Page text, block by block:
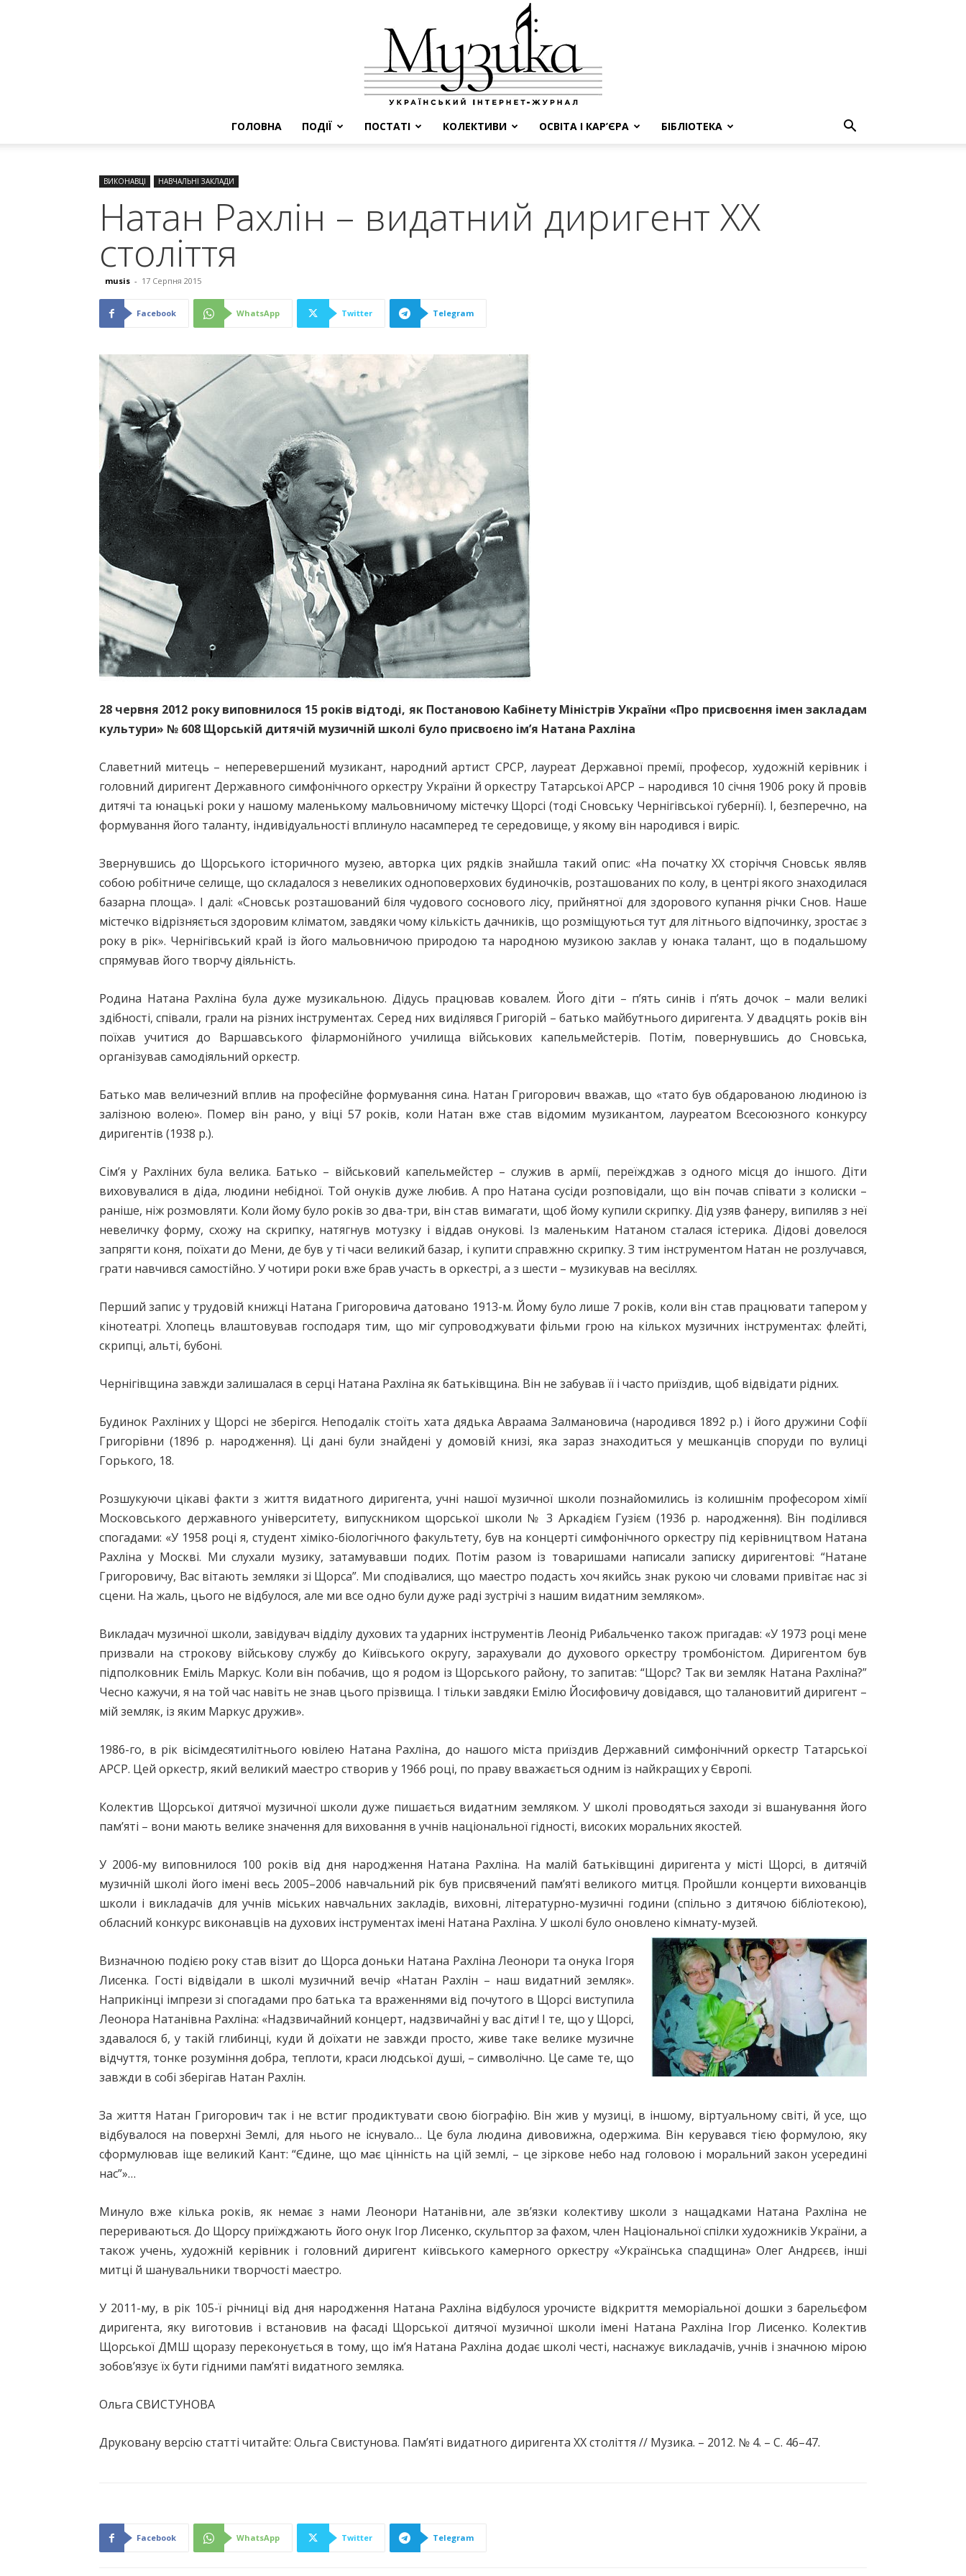
ГОЛОВНА ПОДІЇ ПОСТАТІ КОЛЕКТИВИ ОСВІТА І КАР’ЄРА БІБЛІОТЕКА
ВИКОНАВЦІ НАВЧАЛЬНІ ЗАКЛАДИ
Натан Рахлін – видатний диригент ХХ
століття
musis - 17 Серпня 2015
Facebook WhatsApp Twitter Telegram
28 червня 2012 року виповнилося 15 років відтоді, як Постановою Кабінету Міністрів України «Про присвоєння імен закладам
культури» № 608 Щорській дитячій музичній школі було присвоєно ім’я Натана Рахліна
Славетний митець – неперевершений музикант, народний артист СРСР, лауреат Державної премії, професор, художній керівник і
головний диригент Державного симфонічного оркестру України й оркестру Татарської АРСР – народився 10 січня 1906 року й провів
дитячі та юнацькі роки у нашому маленькому мальовничому містечку Щорсі (тоді Сновську Чернігівської губернії). І, безперечно, на
формування його таланту, індивідуальності вплинуло насамперед те середовище, у якому він народився і виріс.
Звернувшись до Щорського історичного музею, авторка цих рядків знайшла такий опис: «На початку ХХ сторіччя Сновськ являв
собою робітниче селище, що складалося з невеликих одноповерхових будиночків, розташованих по колу, в центрі якого знаходилася
базарна площа». І далі: «Сновськ розташований біля чудового соснового лісу, прийнятної для здорового купання річки Снов. Наше
містечко відрізняється здоровим кліматом, завдяки чому кількість дачників, що розміщуються тут для літнього відпочинку, зростає з
року в рік». Чернігівський край із його мальовничою природою та народною музикою заклав у юнака талант, що в подальшому
спрямував його творчу діяльність.
Родина Натана Рахліна була дуже музикальною. Дідусь працював ковалем. Його діти – п’ять синів і п’ять дочок – мали великі
здібності, співали, грали на різних інструментах. Серед них виділявся Григорій – батько майбутнього диригента. У двадцять років він
поїхав учитися до Варшавського філармонійного училища військових капельмейстерів. Потім, повернувшись до Сновська,
організував самодіяльний оркестр.
Батько мав величезний вплив на професійне формування сина. Натан Григорович вважав, що «тато був обдарованою людиною із
залізною волею». Помер він рано, у віці 57 років, коли Натан вже став відомим музикантом, лауреатом Всесоюзного конкурсу
диригентів (1938 р.).
Сім’я у Рахліних була велика. Батько – військовий капельмейстер – служив в армії, переїжджав з одного місця до іншого. Діти
виховувалися в діда, людини небідної. Той онуків дуже любив. А про Натана сусіди розповідали, що він почав співати з колиски –
раніше, ніж розмовляти. Коли йому було років зо два-три, він став вимагати, щоб йому купили скрипку. Дід узяв фанеру, випиляв з неї
невеличку форму, схожу на скрипку, натягнув мотузку і віддав онукові. Із маленьким Натаном сталася істерика. Дідові довелося
запрягти коня, поїхати до Мени, де був у ті часи великий базар, і купити справжню скрипку. З тим інструментом Натан не розлучався,
грати навчився самостійно. У чотири роки вже брав участь в оркестрі, а з шести – музикував на весіллях.
Перший запис у трудовій книжці Натана Григоровича датовано 1913-м. Йому було лише 7 років, коли він став працювати тапером у
кінотеатрі. Хлопець влаштовував господаря тим, що міг супроводжувати фільми грою на кількох музичних інструментах: флейті,
скрипці, альті, бубоні.
Чернігівщина завжди залишалася в серці Натана Рахліна як батьківщина. Він не забував її і часто приїздив, щоб відвідати рідних.
Будинок Рахліних у Щорсі не зберігся. Неподалік стоїть хата дядька Авраама Залмановича (народився 1892 р.) і його дружини Софії
Григорівни (1896 р. народження). Ці дані були знайдені у домовій книзі, яка зараз знаходиться у мешканців споруди по вулиці
Горького, 18.
Розшукуючи цікаві факти з життя видатного диригента, учні нашої музичної школи познайомились із колишнім професором хімії
Московського державного університету, випускником щорської школи № 3 Аркадієм Гузієм (1936 р. народження). Він поділився
спогадами: «У 1958 році я, студент хіміко-біологічного факультету, був на концерті симфонічного оркестру під керівниц­твом Натана
Рахліна у Москві. Ми слухали музику, затамувавши подих. Потім разом із товаришами написали записку диригентові: “Натане
Григоровичу, Вас вітають земляки зі Щорса”. Ми сподівалися, що маестро подасть хоч якийсь знак рукою чи словами привітає нас зі
сцени. На жаль, цього не відбулося, але ми все одно були дуже раді зустрічі з нашим видатним земляком».
Викладач музичної школи, завідувач відділу духових та ударних інструментів Леонід Рибальченко також пригадав: «У 1973 році мене
призвали на строкову військову службу до Київського округу, зарахували до духового оркестру тромбоністом. Диригентом був
підполковник Еміль Маркус. Коли він побачив, що я родом із Щорського району, то запитав: “Щорс? Так ви земляк Натана Рахліна?”
Чесно кажучи, я на той час навіть не знав цього прізвища. І тільки завдяки Емілю Йосифовичу довідався, що талановитий диригент –
мій земляк, із яким Маркус дружив».
1986-го, в рік вісімдесятилітнього ювілею Натана Рахліна, до нашого міста приїздив Державний симфонічний оркестр Татарської
АРСР. Цей оркестр, який великий маестро створив у 1966 році, по праву вважається одним із найкращих у Європі.
Колектив Щорської дитячої музичної школи дуже пишається видатним земляком. У школі проводяться заходи зі вшанування його
пам’яті – вони мають велике значення для виховання в учнів національної гідності, високих моральних якостей.
У 2006-му виповнилося 100 років від дня народження Натана Рахліна. На малій батьківщині диригента у місті Щорсі, в дитячій
музичній школі його імені весь 2005–2006 навчальний рік був присвячений пам’яті великого митця. Пройшли концерти вихованців
школи і викладачів для учнів міських навчальних закладів, виховні, літературно-музичні години (спільно з дитячою бібліо­текою),
обласний конкурс виконавців на духових інструментах імені Натана Рахліна. У школі було оновлено кімнату-музей.
Визначною подією року став візит до Щорса доньки Натана Рахліна Леонори та онука Ігоря
Лисенка. Гості відвідали в школі музичний вечір «Натан Рахлін – наш видатний земляк».
Наприкінці імпрези зі спогадами про батька та враженнями від почутого в Щорсі виступила
Леонора Натанівна Рахліна: «Надзвичайний концерт, надзвичайні у вас діти! І те, що у Щорсі,
здавалося б, у такій глибинці, куди й доїхати не завжди просто, живе таке велике музичне
відчуття, тонке розуміння добра, теплоти, краси людської душі, – символічно. Це саме те, що
зав­жди в собі зберігав Натан Рахлін.
За життя Натан Григорович так і не встиг продиктувати свою біографію. Він жив у музиці, в іншому, віртуальному світі, й усе, що
відбувалося на поверхні Землі, для нього не існувало… Це була людина дивовижна, одержима. Він керувався тією формулою, яку
сформулював іще великий Кант: “Єдине, що має цінність на цій землі, – це зіркове небо над головою i моральний закон усередині
нас”»…
Минуло вже кілька років, як немає з нами Леонори Натанівни, але зв’язки колективу школи з нащадками Натана Рахліна не
перериваються. До Щорсу приїжджають його онук Ігор Лисенко, скульптор за фахом, член Національної спілки художників України, а
також учень, художній керівник і головний диригент київського камерного оркестру «Українська спадщина» Олег Андрєєв, інші
митці й шанувальники творчості маестро.
У 2011-му, в рік 105-ї річниці від дня народження Натана Рахліна відбулося урочисте відкриття меморіальної дошки з барельєфом
диригента, яку виготовив і встановив на фасаді Щорської дитячої музичної школи імені Натана Рахліна Ігор Лисенко. Колектив
Щорської ДМШ щоразу переконується в тому, що ім’я Натана Рахліна додає школі честі, наснажує викладачів, учнів і значною мірою
зобов’язує їх бути гідними пам’яті видатного земляка.
Ольга СВИСТУНОВА
Друковану версію статті читайте: Ольга Свистунова. Пам’яті видатного диригента ХХ століття // Музика. – 2012. № 4. – С. 46–47.
Facebook WhatsApp Twitter Telegram